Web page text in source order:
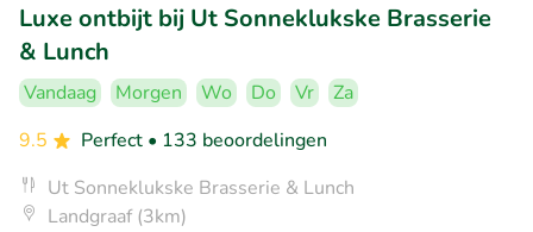
Luxe ontbijt bij Ut Sonneklukske Brasserie
& Lunch
Vandaag Morgen Wo Do Vr
Za
9.5
Perfect • 133 beoordelingen
Ut Sonneklukske Brasserie & Lunch
Landgraaf (3km)